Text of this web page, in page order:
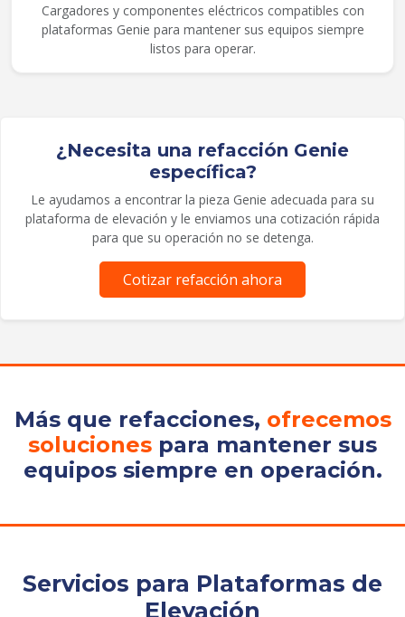
Cargadores y componentes eléctricos compatibles con
plataformas Genie para mantener sus equipos siempre
listos para operar.
¿Necesita una refacción Genie
específica?
Le ayudamos a encontrar la pieza Genie adecuada para su
plataforma de elevación y le enviamos una cotización rápida
para que su operación no se detenga.
Cotizar refacción ahora
Más que refacciones, ofrecemos
soluciones para mantener sus
equipos siempre en operación.
Servicios para Plataformas de
Elevación